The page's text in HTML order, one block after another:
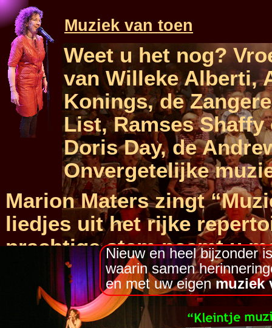
Weet u het nog?
van Willeke Alberti,
Konings, de
List, Ramses Shaffy
Doris Day, de
Onvergetelijke
Marion Maters zingt
liedjes uit het rijke
prachtige stem neemt u
televisie nog zwart-wit
bestonden. Herkenbaar
alleen voor ouderen! En
Muziek van toen
Nieuw en heel bijzonder
waarin samen
en met uw eigenmuziek